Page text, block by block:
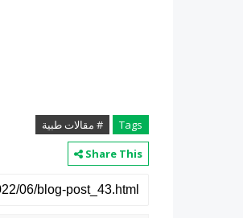
Tags
# مقالات طبية
Share This